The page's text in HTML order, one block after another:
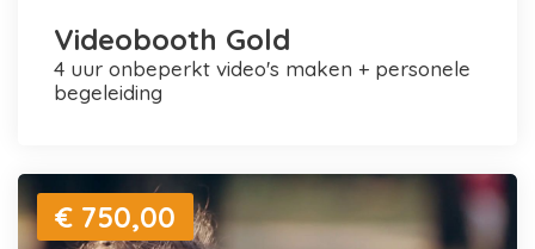
Videobooth Gold
4 uur onbeperkt video's maken + personele
begeleiding
€ 750,00